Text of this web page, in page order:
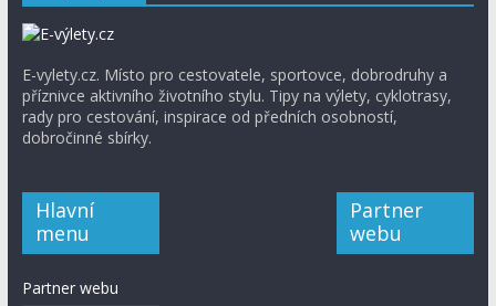
E-vylety.cz. Místo pro cestovatele, sportovce, dobrodruhy a
příznivce aktivního životního stylu. Tipy na výlety, cyklotrasy,
rady pro cestování, inspirace od předních osobností,
dobročinné sbírky.
Hlavní
menu
Partner webu
Partner
webu